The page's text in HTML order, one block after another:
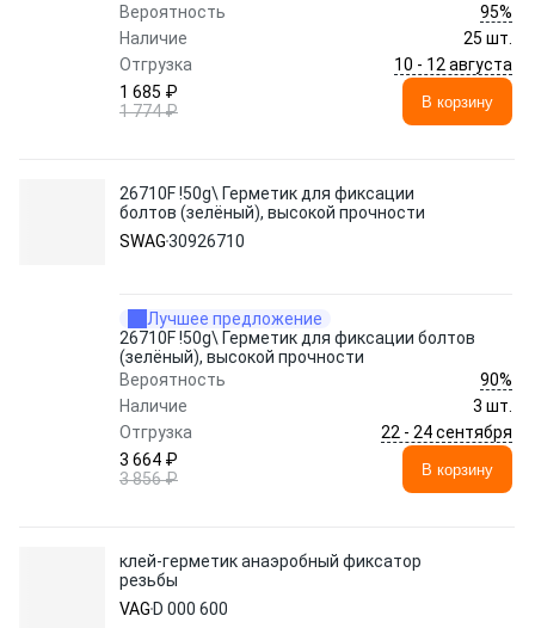
Вероятность
95%
Наличие
25 шт.
Отгрузка
10 - 12 августа
1 685 ₽
1 774 ₽
В корзину
26710F !50g\ Герметик для фиксации
болтов (зелёный), высокой прочности
SWAG30926710
Лучшее предложение
26710F !50g\ Герметик для фиксации болтов
(зелёный), высокой прочности
Вероятность
90%
Наличие
3 шт.
Отгрузка
22 - 24 сентября
3 664 ₽
3 856 ₽
В корзину
клей-герметик анаэробный фиксатор
резьбы
VAG D 000 600